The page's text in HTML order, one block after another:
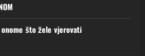
što žele vjerovati